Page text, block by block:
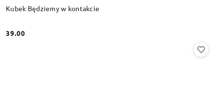
Kubek Będziemy w kontakcie
Cena:
39.00